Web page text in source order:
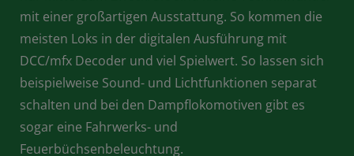
mit einer großartigen Ausstattung. So kommen die
meisten Loks in der digitalen Ausführung mit
DCC/mfx Decoder und viel Spielwert. So lassen sich
beispielweise Sound- und Lichtfunktionen separat
schalten und bei den Dampflokomotiven gibt es
sogar eine Fahrwerks- und
Feuerbüchsenbeleuchtung.